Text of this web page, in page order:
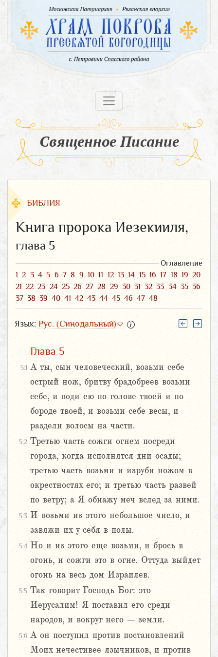
Священное Писание
БИБЛИЯ
Книга пророка Иезекииля,
глава 5
Оглавление
1 2 3 4 5 6 7 8 9 10 11 12 13 14 15 16 17 18 19 20
21 22 23 24 25 26 27 28 29 30 31 32 33 34 35 36
37 38 39 40 41 42 43 44 45 46 47 48
Язык: Рус. (Синодальный)
Глава 5
5:1 А ты, сын человеческий, возьми себе
острый нож, бритву брадобреев возьми
себе, и води ею по голове твоей и по
бороде твоей, и возьми себе весы, и
раздели волосы на части.
5:2 Третью часть сожги огнем посреди
города, когда исполнятся дни осады;
третью часть возьми и изруби ножом в
окрестностях его; и третью часть развей
по ветру; а Я обнажу меч вслед за ними.
5:3 И возьми из этого небольшое число, и
завяжи их у себя в полы.
5:4 Но и из этого еще возьми, и брось в
огонь, и сожги это в огне. Оттуда выйдет
огонь на весь дом Израилев.
5:5 Так говорит Господь Бог: это
Иерусалим! Я поставил его среди
народов, и вокруг него – земли.
5:6 А он поступил против постановлений
Моих нечестивее язычников, и против